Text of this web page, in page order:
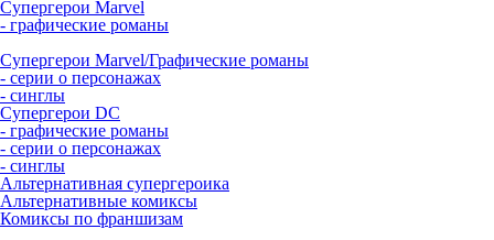
Супергерои Marvel
- графические романы
Супергерои Marvel/Графические романы
- серии о персонажах
- синглы
Супергерои DC
- графические романы
- серии о персонажах
- синглы
Альтернативная супергероика
Альтернативные комиксы
Комиксы по франшизам